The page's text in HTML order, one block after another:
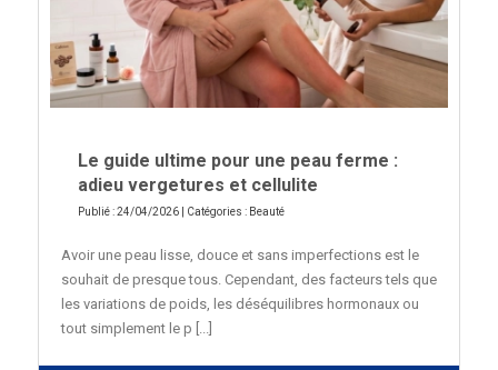
Le guide ultime pour une peau ferme :
adieu vergetures et cellulite
Publié : 24/04/2026 | Catégories : Beauté
Avoir une peau lisse, douce et sans imperfections est le
souhait de presque tous. Cependant, des facteurs tels que
les variations de poids, les déséquilibres hormonaux ou
tout simplement le p [...]